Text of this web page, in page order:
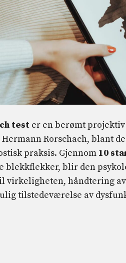
test er en berømt projektiv
Rorschach, blant
praksis. Gjennom 10
blekkflekker, blir den
virkeligheten, håndtering
tilstedeværelse av